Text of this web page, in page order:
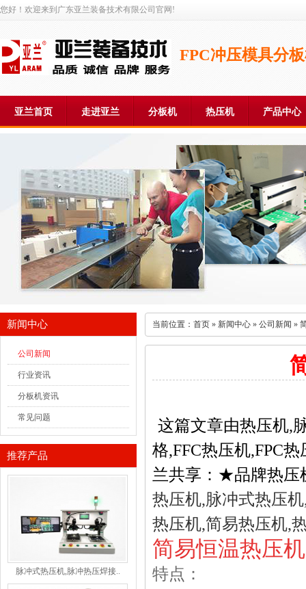
您好！欢迎来到广东亚兰装备技术有限公司官网!
FPC冲压模具分
亚兰首页 走进亚兰 分板机 热压机 产品中心
新闻中心
公司新闻
行业资讯
分板机资讯
常见问题
推荐产品
脉冲式热压机,脉冲热压焊接..
当前位置： 首页 » 新闻中心 » 公司新闻 »
这篇文章由热压机,
格,FFC热压机,FPC热
兰共享： ★品牌热压
热压机,脉冲式热压机
热压机,简易热压机,
简易恒温热压机
特点：